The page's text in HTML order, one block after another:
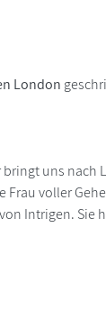
London
bringt uns nach
Frau voller
Intrigen. Sie